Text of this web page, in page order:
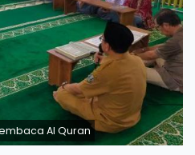
Al Quran